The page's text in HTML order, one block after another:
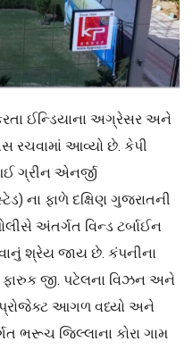
ઈન્ડિયાના અગ્રેસર અને
રચવામાં આવ્યો છે. કેપી
ગ્રીન એનર્જી
ના ફાળે દક્ષિણ ગુજરાતની
અંતર્ગત વિન્ડ ટર્બાઈન
શ્રેય જાય છે. કંપનીના
જી. પટેલના વિઝન અને
આગળ વધ્યો અને
ભરૂચ જિલ્લાના કોરા ગામ